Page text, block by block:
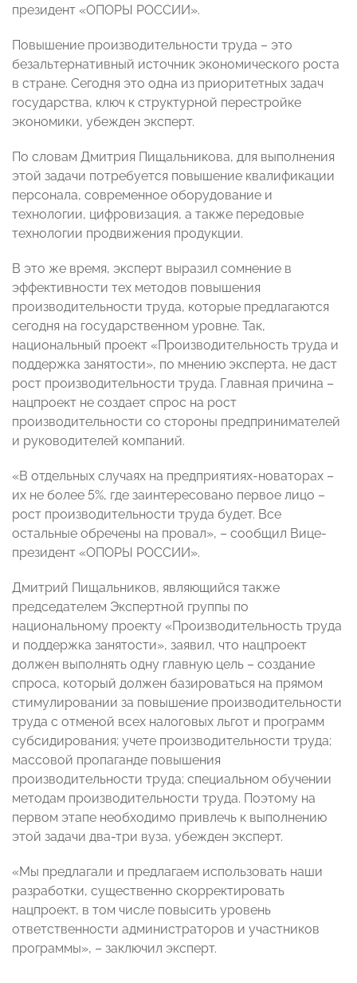
президент «ОПОРЫ РОССИИ».
Повышение производительности труда – это
безальтернативный источник экономического роста
в стране. Сегодня это одна из приоритетных задач
государства, ключ к структурной перестройке
экономики, убежден эксперт.
По словам Дмитрия Пищальникова, для выполнения
этой задачи потребуется повышение квалификации
персонала, современное оборудование и
технологии, цифровизация, а также передовые
технологии продвижения продукции.
В это же время, эксперт выразил сомнение в
эффективности тех методов повышения
производительности труда, которые предлагаются
сегодня на государственном уровне. Так,
национальный проект «Производительность труда и
поддержка занятости», по мнению эксперта, не даст
рост производительности труда. Главная причина –
нацпроект не создает спрос на рост
производительности со стороны предпринимателей
и руководителей компаний.
«В отдельных случаях на предприятиях-новаторах –
их не более 5%, где заинтересовано первое лицо –
рост производительности труда будет. Все
остальные обречены на провал», – сообщил Вице-
президент «ОПОРЫ РОССИИ».
Дмитрий Пищальников, являющийся также
председателем Экспертной группы по
национальному проекту «Производительность труда
и поддержка занятости», заявил, что нацпроект
должен выполнять одну главную цель – создание
спроса, который должен базироваться на прямом
стимулировании за повышение производительности
труда с отменой всех налоговых льгот и программ
субсидирования; учете производительности труда;
массовой пропаганде повышения
производительности труда; специальном обучении
методам производительности труда. Поэтому на
первом этапе необходимо привлечь к выполнению
этой задачи два-три вуза, убежден эксперт.
«Мы предлагали и предлагаем использовать наши
разработки, существенно скорректировать
нацпроект, в том числе повысить уровень
ответственности администраторов и участников
программы», – заключил эксперт.